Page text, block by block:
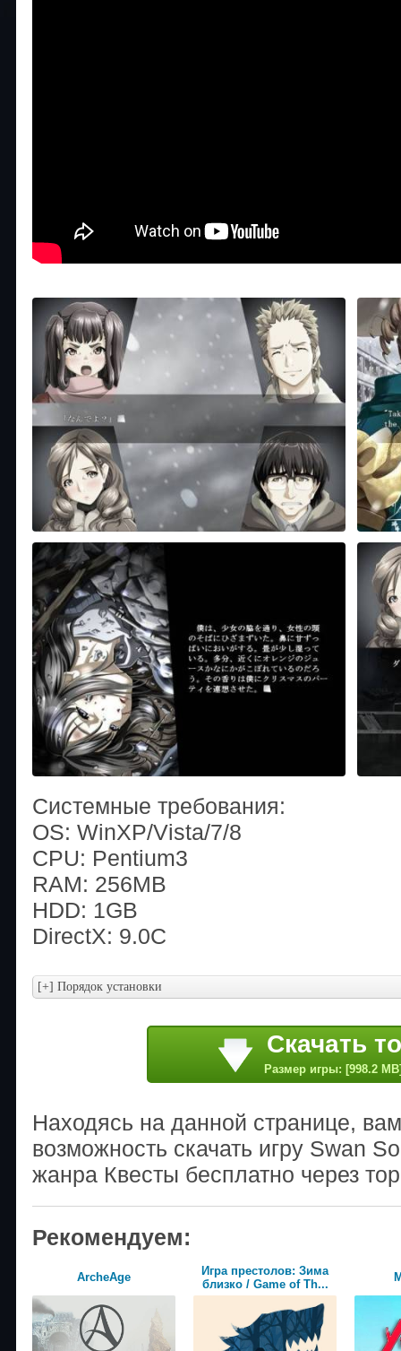
Системные требования:
OS: WinXP/Vista/7/8
CPU: Pentium3
RAM: 256MB
HDD: 1GB
DirectX: 9.0C
Скачать
Размер игры: [998.2
Находясь на данной странице,
возможность скачать игру Swan
жанра Квесты бесплатно через
Рекомендуем:
ArcheAge
Игра престолов: Зима
близко / Game of Th...